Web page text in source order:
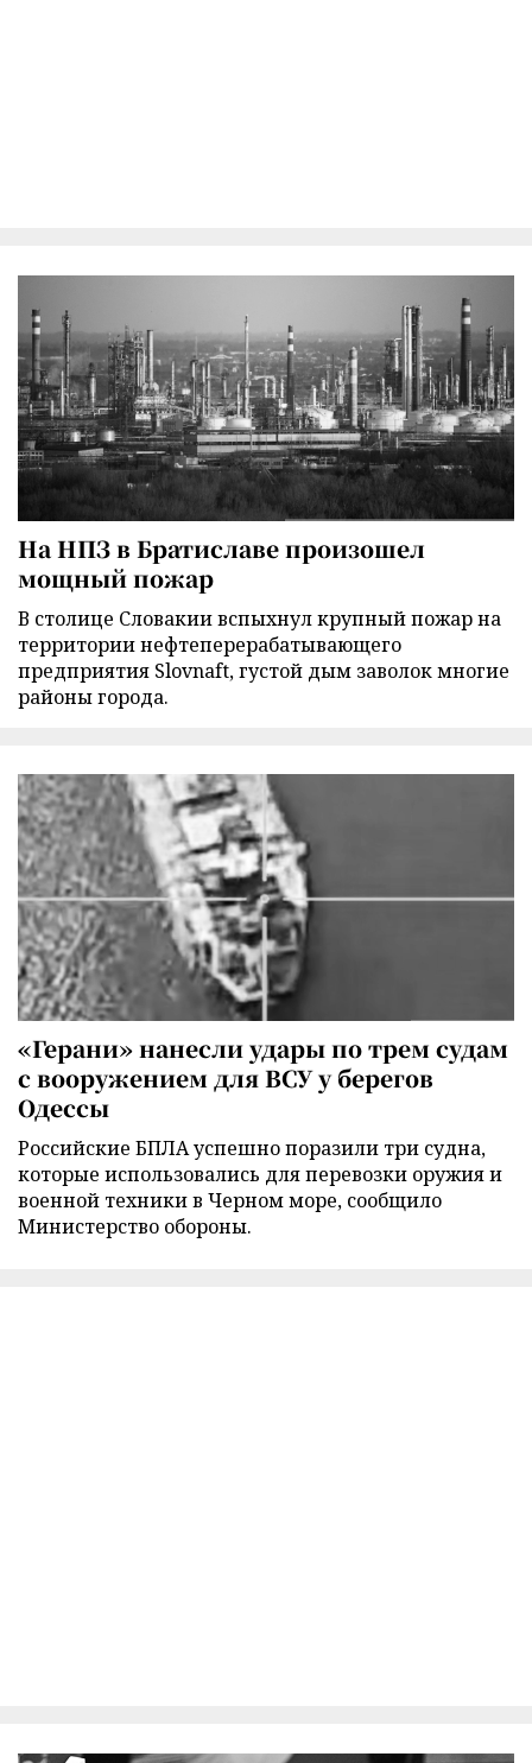
На НПЗ в Братиславе произошел
мощный пожар
В столице Словакии вспыхнул крупный пожар на
территории нефтеперерабатывающего
предприятия Slovnaft, густой дым заволок многие
районы города.
«Герани» нанесли удары по трем судам
с вооружением для ВСУ у берегов
Одессы
Российские БПЛА успешно поразили три судна,
которые использовались для перевозки оружия и
военной техники в Черном море, сообщило
Министерство обороны.